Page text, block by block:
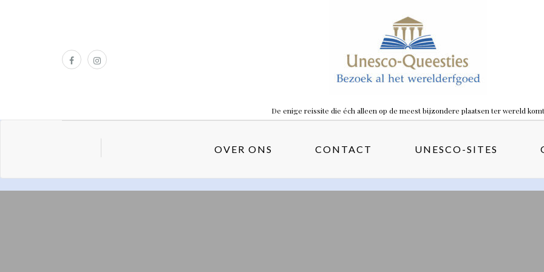
De enige reissite die éch alleen op de meest bijzondere plaatsen ter wereld komt
OVER ONS CONTACT UNESCO-SITES